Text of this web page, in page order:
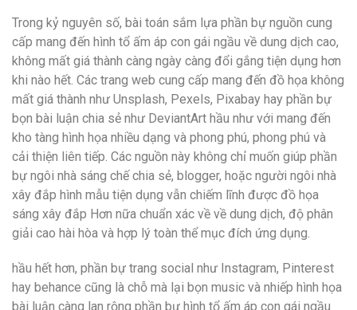
Trong kỷ nguyên số, bài toán sắm lựa phần bự nguồn cung
cấp mang đến hình tổ ấm áp con gái ngầu về dung dịch cao,
không mất giá thành càng ngày càng đổi gắng tiện dụng hơn
khi nào hết. Các trang web cung cấp mang đến đồ họa không
mất giá thành như Unsplash, Pexels, Pixabay hay phần bự
bọn bài luận chia sẻ như DeviantArt hầu như với mang đến
kho tàng hình họa nhiều dạng và phong phú, phong phú và
cải thiện liên tiếp. Các nguồn này không chỉ muốn giúp phần
bự ngôi nhà sáng chế chia sẻ, blogger, hoặc người ngôi nhà
xây đắp hình mẫu tiện dụng vẫn chiếm lĩnh được đồ họa
sáng xây đắp Hơn nữa chuẩn xác về về dung dịch, độ phân
giải cao hài hòa và hợp lý toàn thể mục đích ứng dụng.
hầu hết hơn, phần bự trang social như Instagram, Pinterest
hay behance cũng là chỗ mà lại bọn music và nhiếp hình họa
bài luận càng lan rộng phần bự hình tổ ấm áp con gái ngầu